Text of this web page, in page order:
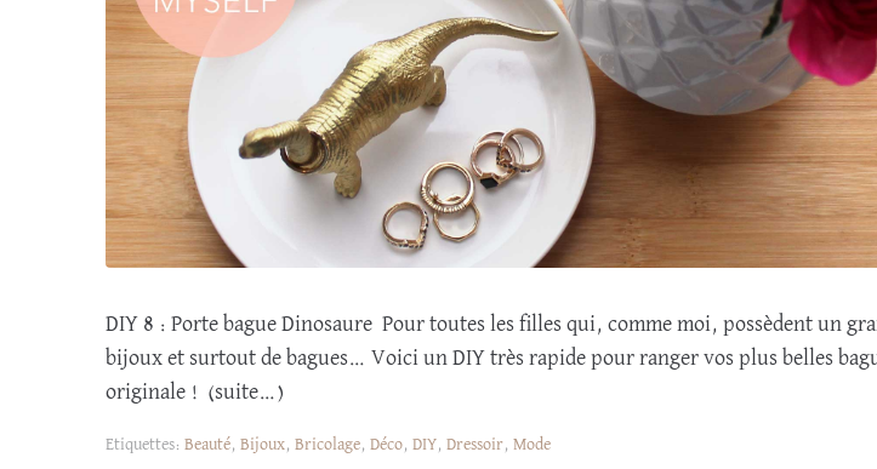
DIY 8 : Porte bague Dinosaure Pour toutes les filles qui, comme moi, possèdent un
bijoux et surtout de bagues… Voici un DIY très rapide pour ranger vos plus belles
originale ! (suite…)
Etiquettes: Beauté, Bijoux, Bricolage, Déco, DIY, Dressoir, Mode